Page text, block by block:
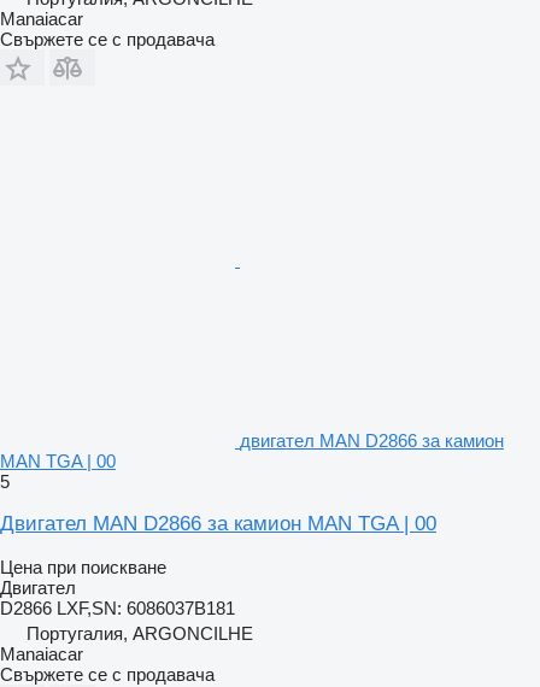
Manaiacar
Свържете се с продавача
двигател MAN D2866 за камион
MAN TGA | 00
5
Двигател MAN D2866 за камион MAN TGA | 00
Цена при поискване
Двигател
D2866 LXF,SN: 6086037B181
Португалия, ARGONCILHE
Manaiacar
Свържете се с продавача